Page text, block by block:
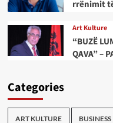
rrënimit
Art Kulture
“BUZË
QAVA” –
Categories
ART KULTURE BUSINESS